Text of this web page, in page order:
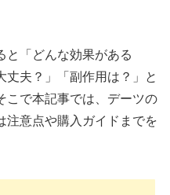
と「どんな効果がある
丈夫？」「副作用は？」と
こで本記事では、デーツの
注意点や購入ガイドまでを